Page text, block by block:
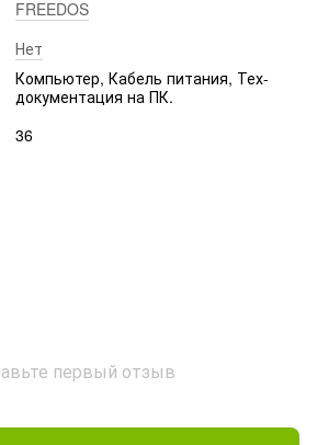
FREEDOS
Нет
Компьютер, Кабель питания, Тех-
документация на ПК.
36
первый отзыв